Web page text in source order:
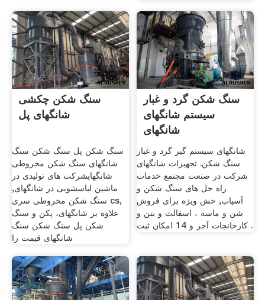
سنگ شکن چکشی
شانگهای پل
سنگ شکن پل سنگ شکن سنگ
شانگهای سنگ شکن مخروطی
شانگهایشرکت های تولیدی در
ماشین لباسشویی در شانگهای,
سنگ شکن مخروطی سری cs,
علاوه بر شانگهای، پكن و سنگ
شکن پل سنگ شکن سنگ
شانگهای قیمت را
سنگ شکن گرد و غبار
سیستم شانگهای
شانگهای
شانگهای سیستم گیر گرد و غبار
سنگ شکن. تجهیزات شانگهای
شرکت در صنعت مجتمع خدمات
راه حل های سنگ شکن و
آسیاب, خش ویژه برای فروش
شن و ماسه ، اسفالت و بتن و
کارخانجات آجر و 14 امکان ثبت .